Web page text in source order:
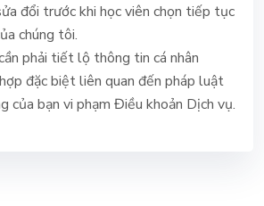
đổi trước khi học viên chọn tiếp tục
chúng tôi.
phải tiết lộ thông tin cá nhân
đặc biệt liên quan đến pháp luật
của bạn vi phạm Điều khoản Dịch vụ.